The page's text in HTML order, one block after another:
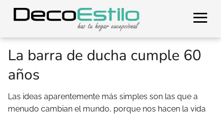
La barra de ducha cumple 60
años
Las ideas aparentemente más simples son las que a
menudo cambian el mundo, porque nos hacen la vida